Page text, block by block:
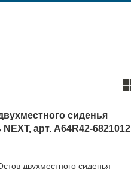
сиденья
NEXT, арт. A64R42-6821012